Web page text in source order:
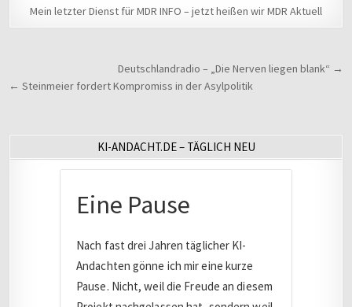
Mein letzter Dienst für MDR INFO – jetzt heißen wir MDR Aktuell
BeitragsnavigationDeutschlandradio – „Die Nerven liegen blank“ →
← Steinmeier fordert Kompromiss in der Asylpolitik
KI-ANDACHT.DE – TÄGLICH NEU